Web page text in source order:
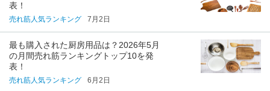
表！
売れ筋人気ランキング 7月2日
最も購入された厨房用品は？2026年5月
の月間売れ筋ランキングトップ10を発
表！
売れ筋人気ランキング 6月2日